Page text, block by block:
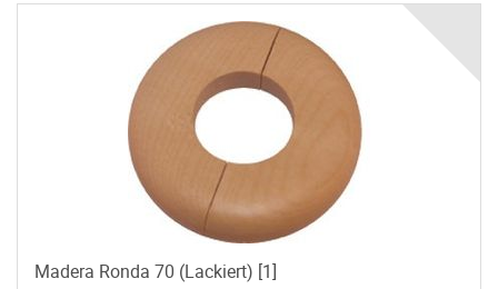
Madera Ronda 70 (Lackiert) [1]